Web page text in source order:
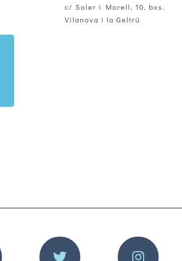
c/ Soler i Morell, 10, bxs.
Vilanova i la Geltrú